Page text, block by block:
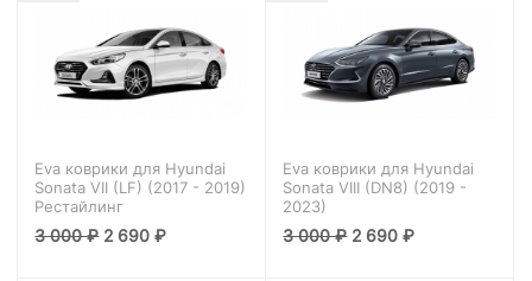
Eva коврики для Hyundai
Sonata VII (LF) (2017 - 2019)
Рестайлинг
3 000₽ 2 690₽
Eva коврики для Hyundai
Sonata VIII (DN8) (2019 -
2023)
3 000₽ 2 690₽